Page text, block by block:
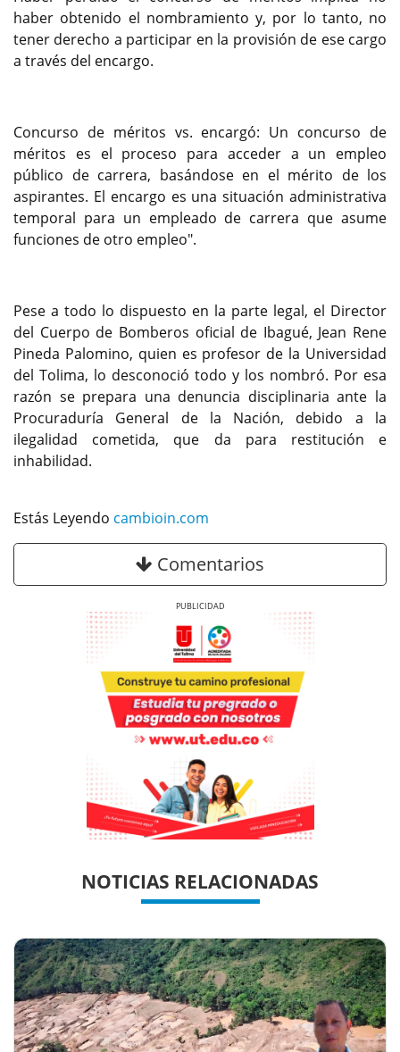
haber obtenido el nombramiento y, por lo tanto, no
tener derecho a participar en la provisión de ese cargo
a través del encargo.
Concurso de méritos vs. encargó: Un concurso de
méritos es el proceso para acceder a un empleo
público de carrera, basándose en el mérito de los
aspirantes. El encargo es una situación administrativa
temporal para un empleado de carrera que asume
funciones de otro empleo".
Pese a todo lo dispuesto en la parte legal, el Director
del Cuerpo de Bomberos oficial de Ibagué, Jean Rene
Pineda Palomino, quien es profesor de la Universidad
del Tolima, lo desconoció todo y los nombró. Por esa
razón se prepara una denuncia disciplinaria ante la
Procuraduría General de la Nación, debido a la
ilegalidad cometida, que da para restitución e
inhabilidad.
Estás Leyendo cambioin.com
Comentarios
NOTICIAS RELACIONADAS